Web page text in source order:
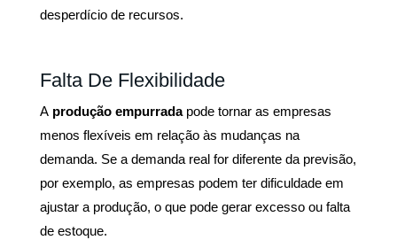
desperdício de recursos.
Falta De Flexibilidade
Aprodução empurradapode tornar as empresas
menos flexíveis em relação às mudanças na
demanda. Se a demanda real for diferente da previsão,
por exemplo, as empresas podem ter dificuldade em
ajustar a produção, o que pode gerar excesso ou falta
de estoque.